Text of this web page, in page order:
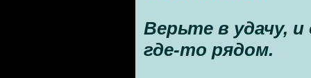
Верьте в удачу,
где-то рядом.